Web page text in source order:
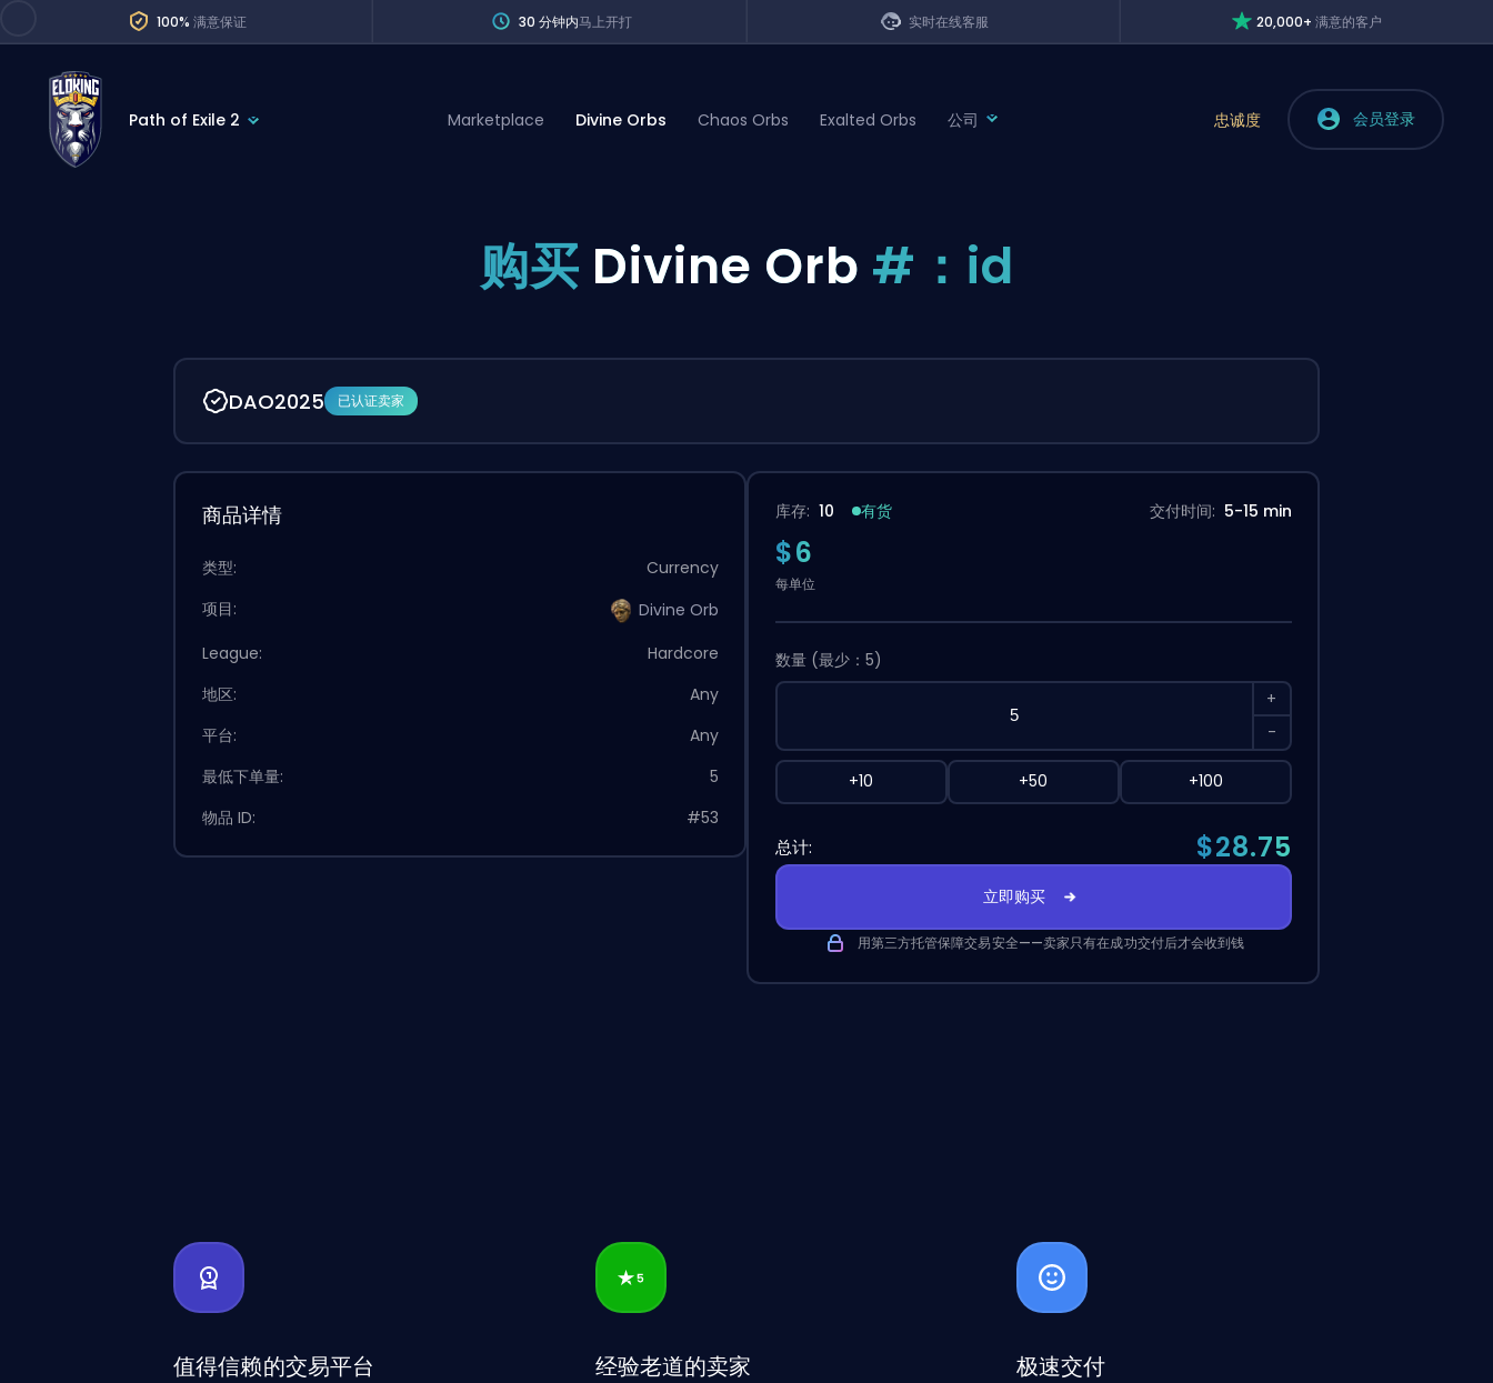
100% 满意保证 30 分钟内马上开打 实时在线客服 20,000+满意的客户
Path of Exile 2
Overwatch 2
Rocket League
Division Boost
Wins
Coaching
Marketplace Divine Orbs Chaos Orbs Exalted Orbs 公司 忠诚度 会员登录
购买 Divine Orb #：id
DAO2025 已认证卖家
商品详情
类型:
Currency
项目:
Divine Orb
League:
Hardcore
地区:
Any
平台:
Any
最低下单量:
5
物品 ID:
#53
库存: 10 有货 交付时间: 5-15 min
$6
每单位
数量 (最少：5)
+
-
+10 +50 +100
总计: $28.75
立即购买
用第三方托管保障交易安全——卖家只有在成功交付后才会收到钱
值得信赖的交易平台 经验老道的卖家 极速交付